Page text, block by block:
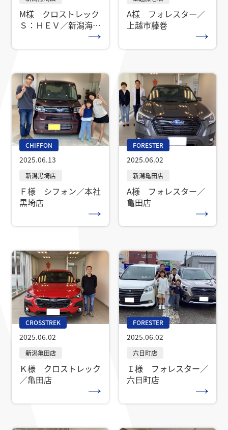
M様 クロストレック
Ｓ：ＨＥＶ／新潟海老
A様 フォレスター／
上越市藤巻
CHIFFON
2025.06.13
Ｆ様 シフォン／本社
黒埼店
FORESTER
2025.06.02
A様 フォレスター／
亀田店
CROSSTREK
2025.06.02
Ｋ様 クロストレック
／亀田店
FORESTER
2025.06.02
Ｉ様 フォレスター／
六日町店